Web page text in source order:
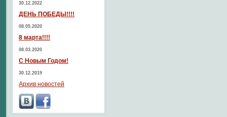
30.12.2022
ДЕНЬ ПОБЕДЫ!!!!
08.05.2020
8 марта!!!!
08.03.2020
С Новым Годом!
30.12.2019
Архив новостей